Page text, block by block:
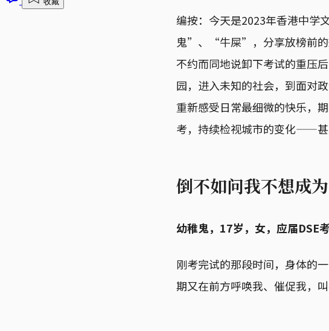
编按：今天是2023年香港中学
鬼”、“牛屎”，分享放榜前的
不约而同地说卸下考试的重压
园，进入未知的社会，到面对
重新感受日常最细微的快乐，
考，持续检视城市的变化——甚
倒不如问我不想成
幼稚鬼，17岁，女，应届DSE
刚考完试的那段时间，身体的
期又在前方呼唤我、催促我，